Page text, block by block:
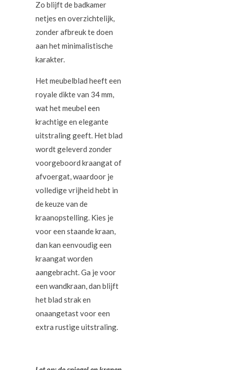
Zo blijft de badkamer
netjes en overzichtelijk,
zonder afbreuk te doen
aan het minimalistische
karakter.
Het meubelblad heeft een
royale dikte van 34 mm,
wat het meubel een
krachtige en elegante
uitstraling geeft. Het blad
wordt geleverd zonder
voorgeboord kraangat of
afvoergat, waardoor je
volledige vrijheid hebt in
de keuze van de
kraanopstelling. Kies je
voor een staande kraan,
dan kan eenvoudig een
kraangat worden
aangebracht. Ga je voor
een wandkraan, dan blijft
het blad strak en
onaangetast voor een
extra rustige uitstraling.